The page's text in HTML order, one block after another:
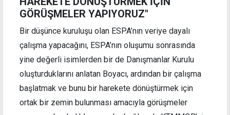
GÖRÜŞMELER YAPIYORUZ"
Bir düşünce kuruluşu olan ESPA’nın veriye dayalı
çalışma yapacağını, ESPA’nın oluşumu sonrasında
yine değerli isimlerden bir de Danışmanlar Kurulu
oluşturduklarını anlatan Boyacı, ardından bir çalışma
başlatmak ve bunu bir harekete dönüştürmek için
ortak bir zemin bulunması amacıyla görüşmeler